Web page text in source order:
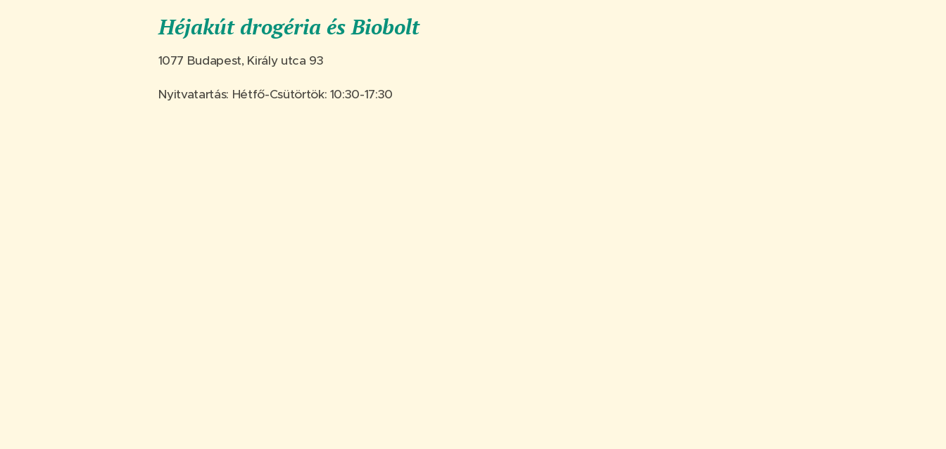
Héjakút drogéria és Biobolt
1077 Budapest, Király utca 93
Nyitvatartás: Hétfő-Csütörtök: 10:30-17:30